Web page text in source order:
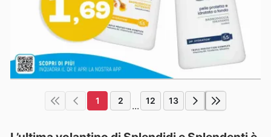
1 2 ... 12 13